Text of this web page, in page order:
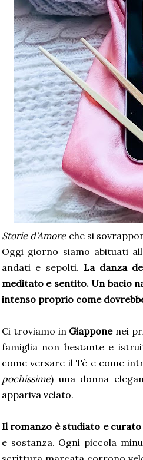
Storie d'Amoreche si
Oggi giorno siamo abituati
andati e sepolti. La danza
meditato e sentito. Un bacio
intenso proprio come
Ci troviamo in Giapponenei
famiglia non bestante e
come versare il Tè e come
pochissime) una donna
appariva velato.
Il romanzo è studiato e
e sostanza. Ogni piccola